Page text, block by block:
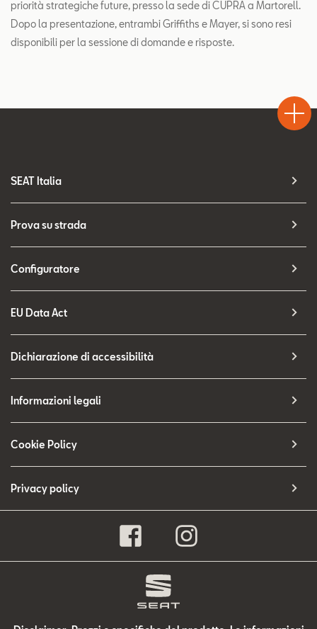
priorità strategiche future, presso la sede di CUPRA a Martorell.
Dopo la presentazione, entrambi Griffiths e Mayer, si sono resi
disponibili per la sessione di domande e risposte.
SEAT Italia
Prova su strada
Configuratore
EU Data Act
Dichiarazione di accessibilità
Informazioni legali
Cookie Policy
Privacy policy
Drive
Chiama